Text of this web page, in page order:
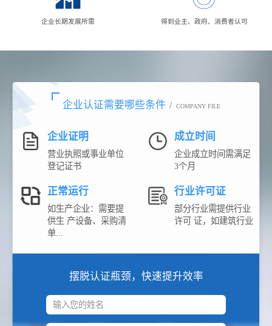
企业长期发展所需 得到业主、政府、消费者认可
企业认证需要哪些条件 / COMPANY FILE
企业证明
营业执照或事业单位
登记证书
成立时间
企业成立时间需满足
3个月
正常运行
如生产企业：需要提
供生 产设备、采购清
单...
行业许可证
部分行业需提供行业
许可 证，如建筑行业
摆脱认证瓶颈，快速提升效率
输入您的姓名